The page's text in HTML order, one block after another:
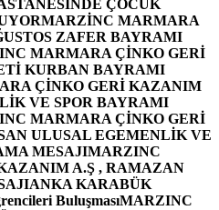
ÇOCUK
MARZİNC MARMARA
ZAFER BAYRAMI
MARMARA ÇİNKO GERİ
KURBAN BAYRAMI
ÇİNKO GERİ KAZANIM
VE SPOR BAYRAMI
MARMARA ÇİNKO GERİ
ULUSAL EGEMENLİK VE
MESAJIMARZINC
A.Ş , RAMAZAN
ANKA KARABÜK
BuluşmasıMARZINC